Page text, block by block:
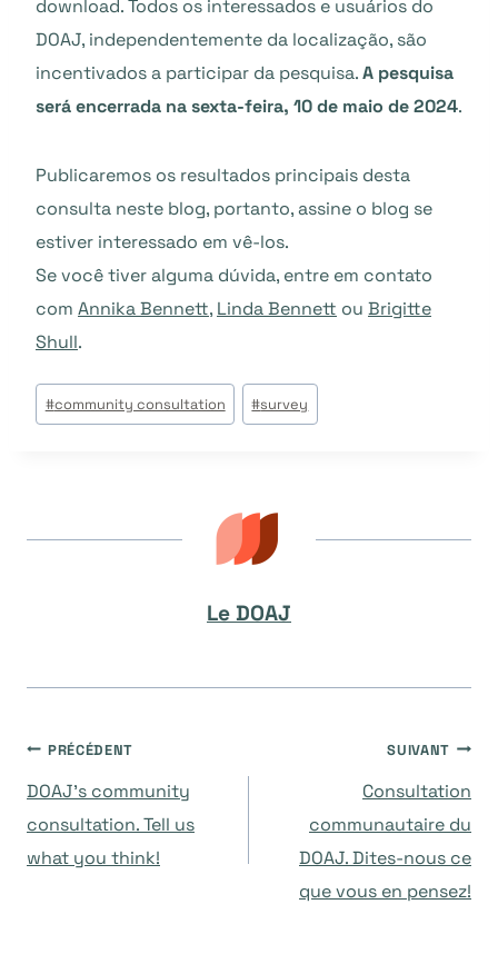
download. Todos os interessados e usuários do
DOAJ, independentemente da localização, são
incentivados a participar da pesquisa.A pesquisa
será encerrada na sexta-feira, 10 de maio de 2024.
Publicaremos os resultados principais desta
consulta neste blog, portanto, assine o blog se
estiver interessado em vê-los.
Se você tiver alguma dúvida, entre em contato
com Annika Bennett, Linda Bennett ou Brigitte
Shull.
Étiquettes
de
#community consultation #survey
Le DOAJ
Navigation
de
PRÉCÉDENT
DOAJ’s community
consultation. Tell us
what you think!
SUIVANT
Consultation
communautaire du
DOAJ. Dites-nous ce
que vous en pensez!